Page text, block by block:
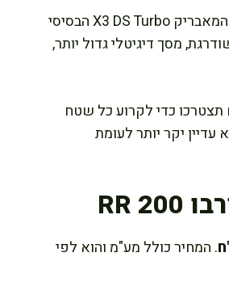
רכב שטח קאן אם מאבריק X3 X DS Turbo RR תופס מקום ממש מעל המאבריק X3 DS Turbo הבסיסי
מסך דיגיטלי גדול יותר,
תצטרכו כדי לקרוע כל שטח
יקר יותר לעומת
. המחיר כולל מע"מ והוא לפי